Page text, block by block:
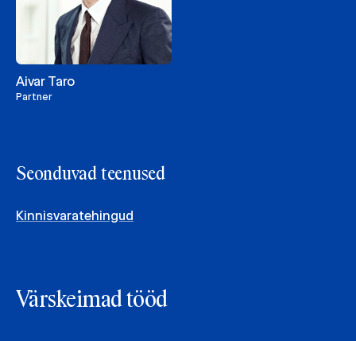
Aivar Taro
Partner
Seonduvad teenused
Kinnisvaratehingud
Värskeimad tööd